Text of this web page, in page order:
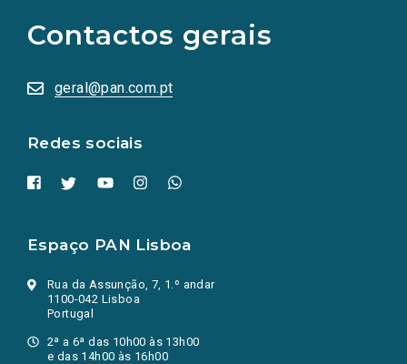
Contactos gerais
geral@pan.com.pt
Redes sociais
redes
sociais
numa
nova
Espaço PAN Lisboa
Rua da Assunção, 7, 1.º andar
1100-042 Lisboa
Portugal
2ª a 6ª das 10h00 às 13h00
e das 14h00 às 16h00